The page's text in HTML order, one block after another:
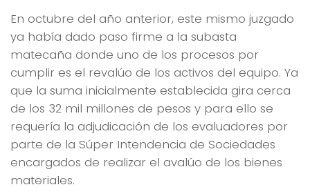
En octubre del año anterior, este mismo juzgado
ya había dado paso firme a la subasta
matecaña donde uno de los procesos por
cumplir es el revalúo de los activos del equipo. Ya
que la suma inicialmente establecida gira cerca
de los 32 mil millones de pesos y para ello se
requería la adjudicación de los evaluadores por
parte de la Súper Intendencia de Sociedades
encargados de realizar el avalúo de los bienes
materiales.